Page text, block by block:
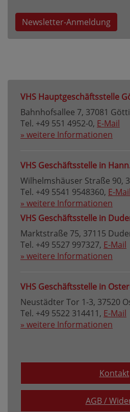
Newsletter-Anmeldung
VHS Hauptgeschäftsstelle
Bahnhofsallee 7, 37081
Tel. +49 551 4952-0, E-Mail
» weitere Informationen
VHS Geschäftsstelle in
Wilhelmshäuser Straße 90,
Tel. +49 5541 9548360, E-Mail
» weitere Informationen
VHS Geschäftsstelle in
Marktstraße 75, 37115
Tel. +49 5527 997327, E-Mail
» weitere Informationen
VHS Geschäftsstelle in
Neustädter Tor 1-3, 37520
Tel. +49 5522 314411, E-Mail
» weitere Informationen
Kontakt
AGB /